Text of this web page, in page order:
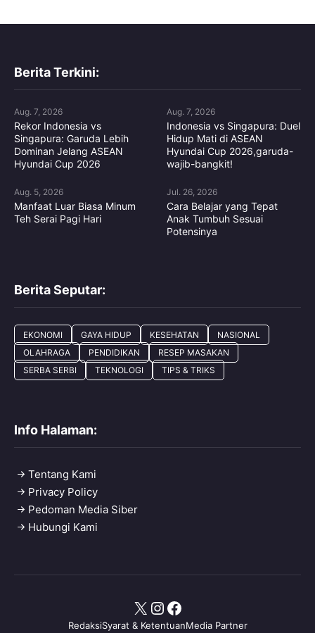
Berita Terkini:
Aug. 7, 2026
Rekor Indonesia vs
Singapura: Garuda Lebih
Dominan Jelang ASEAN
Hyundai Cup 2026
Aug. 7, 2026
Indonesia vs Singapura: Duel
Hidup Mati di ASEAN
Hyundai Cup 2026,garuda-
wajib-bangkit!
Aug. 5, 2026
Manfaat Luar Biasa Minum
Teh Serai Pagi Hari
Jul. 26, 2026
Cara Belajar yang Tepat
Anak Tumbuh Sesuai
Potensinya
Berita Seputar:
EKONOMI GAYA HIDUP KESEHATAN
NASIONAL
OLAHRAGA
PENDIDIKAN
RESEP MASAKAN
SERBA SERBI
TEKNOLOGI TIPS & TRIKS
Info Halaman:
Tentang Kami
Privacy Policy
Pedoman Media Siber
Hubungi Kami
RedaksiSyarat & KetentuanMedia Partner
X Instagram
Facebook